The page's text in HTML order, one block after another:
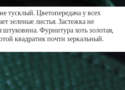
тусклый. Цветопередача у всех
зеленые листья. Застежка не
Фурнитура хоть золотая,
квадратик почти зеркальный.